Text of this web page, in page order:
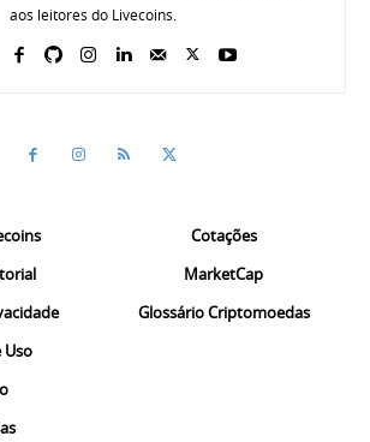
aos leitores do Livecoins.
Uso
Cotações
MarketCap
Glossário Criptomoedas